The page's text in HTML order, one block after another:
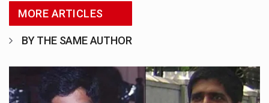
MORE ARTICLES
BY THE SAME AUTHOR